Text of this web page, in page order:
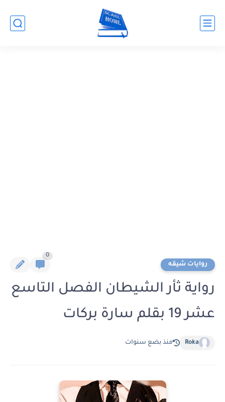
روايات شيقه
0
رواية ثأر الشيطان الفصل التاسع
عشر 19 بقلم سارة بركات
Roka منذ بضع سنوات